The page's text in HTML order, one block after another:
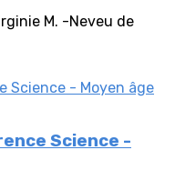
M. -Neveu de
Science -